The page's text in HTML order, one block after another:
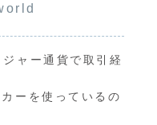
ャー通貨で取引経
ーを使っているの